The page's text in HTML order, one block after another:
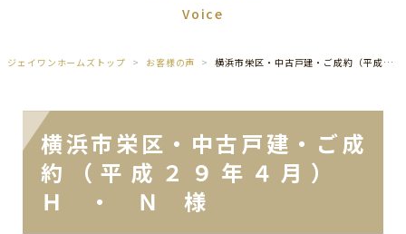
Voice
ジェイワンホームズトップ お客様の声 横浜市栄区・中古戸建・ご成約（平成２９年４月） Ｈ ・ Ｎ 様
横浜市栄区・中古戸建・ご成
約（平成２９年４月）
Ｈ ・ Ｎ 様